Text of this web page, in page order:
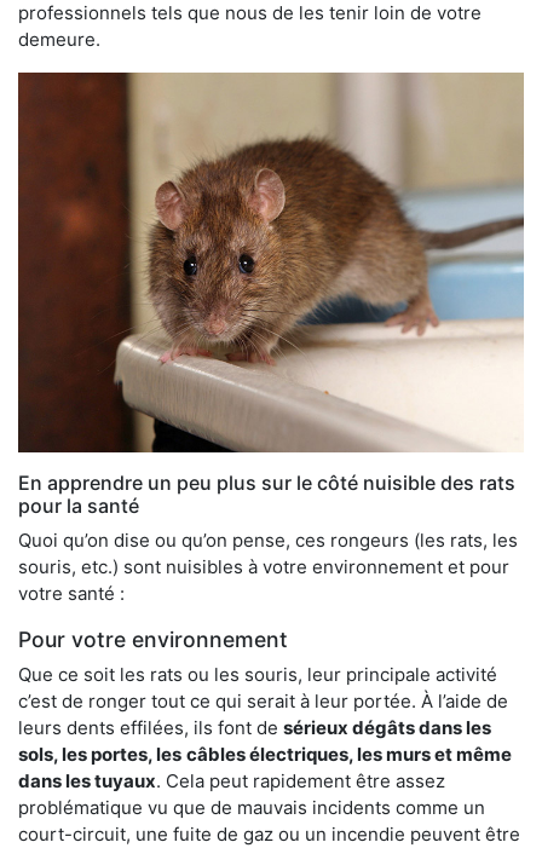
professionnels tels que nous de les tenir loin de votre
demeure.
En apprendre un peu plus sur le côté nuisible des rats
pour la santé
Quoi qu’on dise ou qu’on pense, ces rongeurs (les rats, les
souris, etc.) sont nuisibles à votre environnement et pour
votre santé :
Pour votre environnement
Que ce soit les rats ou les souris, leur principale activité
c’est de ronger tout ce qui serait à leur portée. À l’aide de
leurs dents effilées, ils font de sérieux dégâts dans les
sols, les portes, les câbles électriques, les murs et même
dans les tuyaux. Cela peut rapidement être assez
problématique vu que de mauvais incidents comme un
court-circuit, une fuite de gaz ou un incendie peuvent être